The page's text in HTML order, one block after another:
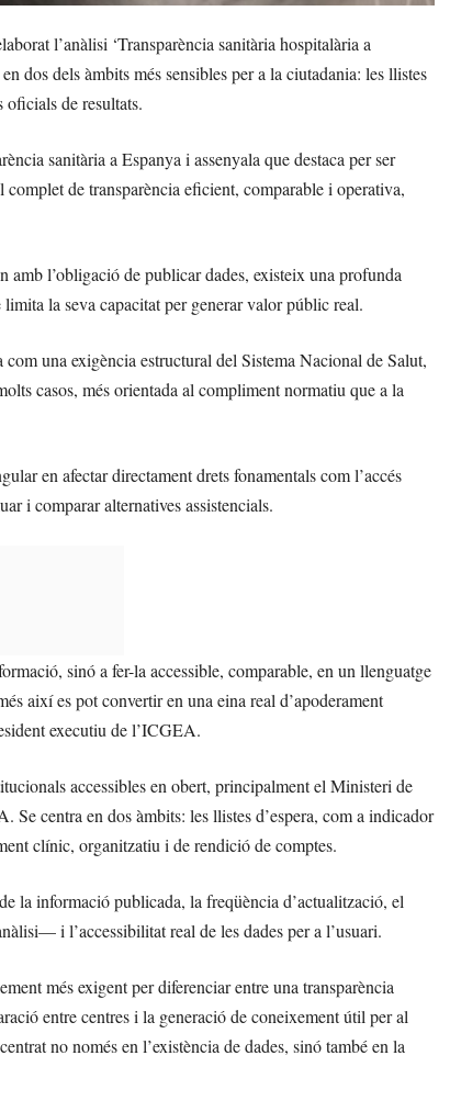
l’anàlisi ‘Transparència sanitària hospitalària a
dos dels àmbits més sensibles per a la ciutadania: les llistes
oficials de resultats.
sanitària a Espanya i assenyala que destaca per ser
de transparència eficient, comparable i operativa,
amb l’obligació de publicar dades, existeix una profunda
la seva capacitat per generar valor públic real.
una exigència estructural del Sistema Nacional de Salut,
casos, més orientada al compliment normatiu que a la
en afectar directament drets fonamentals com l’accés
i comparar alternatives assistencials.
sinó a fer-la accessible, comparable, en un llenguatge
així es pot convertir en una eina real d’apoderament
executiu de l’ICGEA.
accessibles en obert, principalment el Ministeri de
centra en dos àmbits: les llistes d’espera, com a indicador
clínic, organitzatiu i de rendició de comptes.
la informació publicada, la freqüència d’actualització, el
i l’accessibilitat real de les dades per a l’usuari.
més exigent per diferenciar entre una transparència
entre centres i la generació de coneixement útil per al
no només en l’existència de dades, sinó també en la